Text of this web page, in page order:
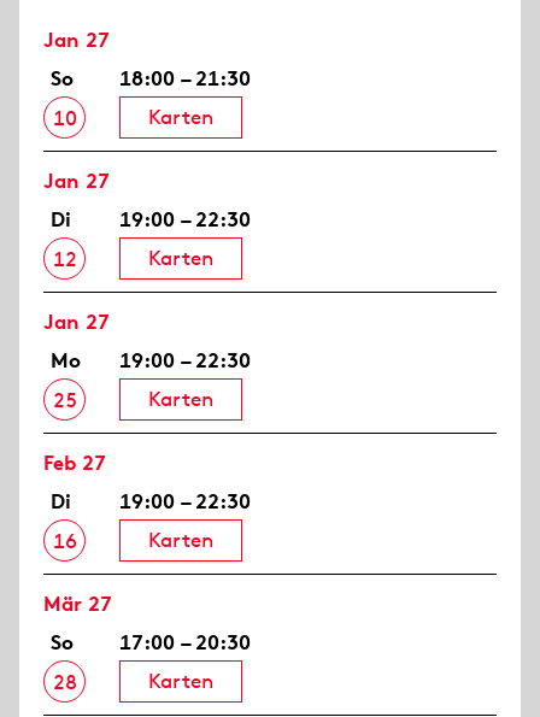
Jan 27
So
10
18:00 – 21:30
Karten
Jan 27
Di
12
19:00 – 22:30
Karten
Jan 27
Mo
25
19:00 – 22:30
Karten
Feb 27
Di
16
19:00 – 22:30
Karten
Mär 27
So
28
17:00 – 20:30
Karten